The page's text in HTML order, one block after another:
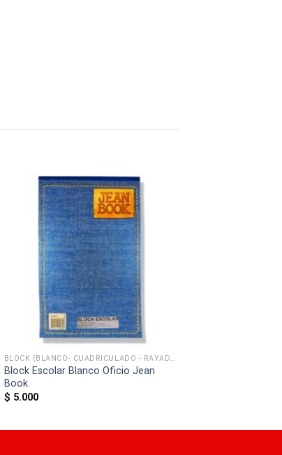
BLOCK (BLANCO- CUADRICULADO - RAYADO)
Block Escolar Blanco Oficio Jean
Book
$ 5.000